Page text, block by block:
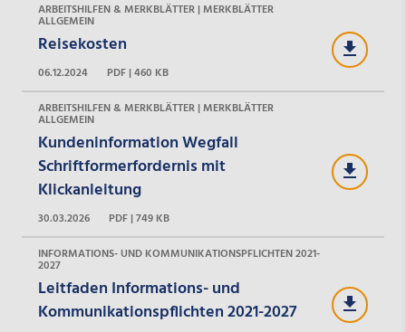
ARBEITSHILFEN & MERKBLÄTTER | MERKBLÄTTER
ALLGEMEIN
Reisekosten
06.12.2024
PDF | 460 KB
ARBEITSHILFEN & MERKBLÄTTER | MERKBLÄTTER
ALLGEMEIN
Kundeninformation Wegfall
Schriftformerfordernis mit
Klickanleitung
30.03.2026
PDF | 749 KB
INFORMATIONS- UND KOMMUNIKATIONSPFLICHTEN 2021-
2027
Leitfaden Informations- und
Kommunikationspflichten 2021-2027